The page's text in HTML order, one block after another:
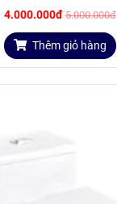
4.000.000đ 5.000.000đ
Thêm giỏ hàng